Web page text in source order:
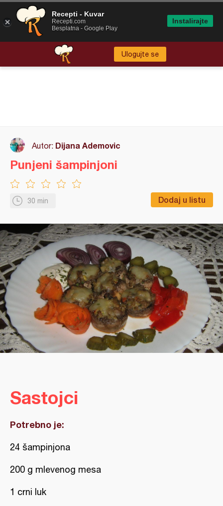
Ulogujte se
Autor: Dijana Ademovic
30 min Dodaj u listu
Punjeni šampinjoni
Sastojci
Potrebno je:
24 šampinjona
200 g mlevenog mesa
1 crni luk
Recepti - Kuvar
Recepti.com
Besplatna - Google Play
Instalirajte